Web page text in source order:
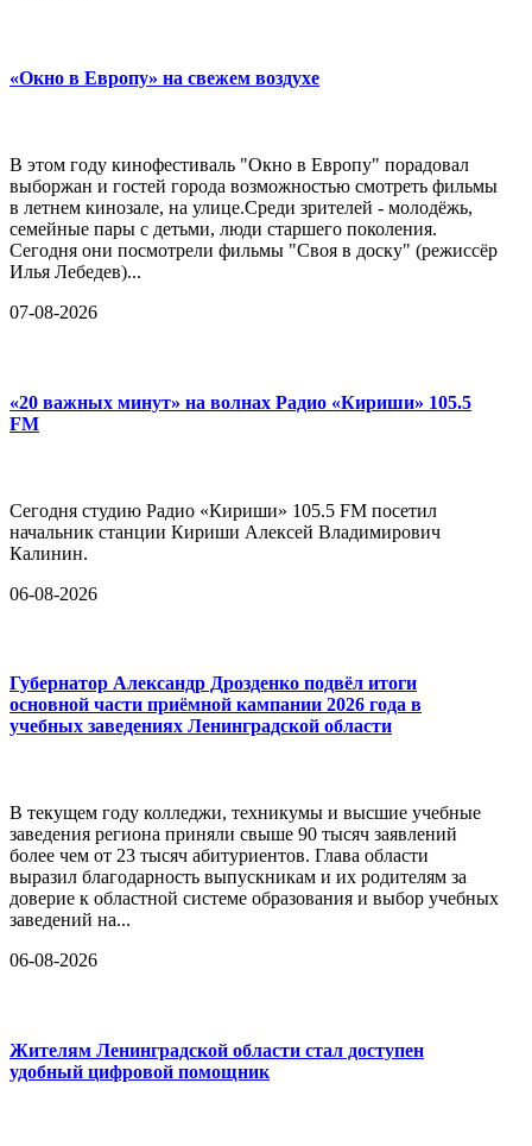
«Окно в Европу» на свежем воздухе
В этом году кинофестиваль "Окно в Европу" порадовал
выборжан и гостей города возможностью смотреть фильмы
в летнем кинозале, на улице.Среди зрителей - молодёжь,
семейные пары с детьми, люди старшего поколения.
Сегодня они посмотрели фильмы "Своя в доску" (режиссёр
Илья Лебедев)...
07-08-2026
«20 важных минут» на волнах Радио «Кириши» 105.5
FM
Сегодня студию Радио «Кириши» 105.5 FM посетил
начальник станции Кириши Алексей Владимирович
Калинин.
06-08-2026
Губернатор Александр Дрозденко подвёл итоги
основной части приёмной кампании 2026 года в
учебных заведениях Ленинградской области
В текущем году колледжи, техникумы и высшие учебные
заведения региона приняли свыше 90 тысяч заявлений
более чем от 23 тысяч абитуриентов. Глава области
выразил благодарность выпускникам и их родителям за
доверие к областной системе образования и выбор учебных
заведений на...
06-08-2026
Жителям Ленинградской области стал доступен
удобный цифровой помощник